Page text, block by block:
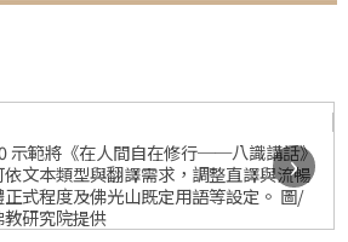
示範將《在人間自在修行──八識講話》
文本類型與翻譯需求，調整直譯與流暢
式程度及佛光山既定用語等設定。 圖/
研究院提供
›